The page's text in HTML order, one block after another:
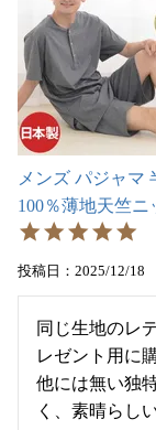
メンズ パジャマ
100％薄地天竺ニ
投稿日 2025/12/18
同じ生地のレ
レゼント用に
他には無い独
く、素晴らし